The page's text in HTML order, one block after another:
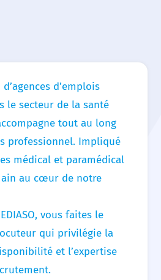
d’agences d’emplois
le secteur de la santé
tout au long
professionnel. Impliqué
médical et paramédical
au cœur de notre
vous faites le
qui privilégie la
et l’expertise